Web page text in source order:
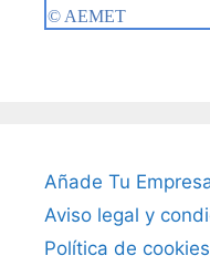
Añade Tu
Aviso legal y
Política de cookies